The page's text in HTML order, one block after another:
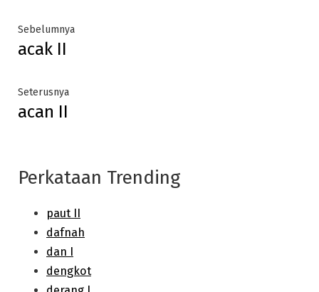
Post
navigation
SebelumnyaPrevious
acak II
SeterusnyaNext
acan II
Perkataan Trending